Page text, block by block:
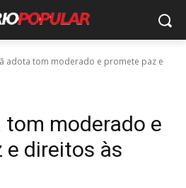
adota tom moderado e promete paz e
moderado e
e direitos às